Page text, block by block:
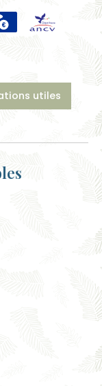
utiles